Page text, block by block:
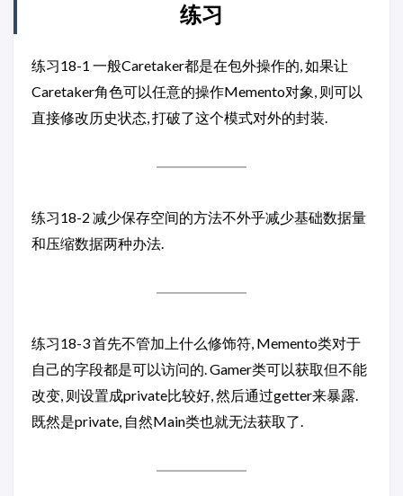
练习
练习18-1 一般Caretaker都是在包外操作的, 如果让
Caretaker角色可以任意的操作Memento对象, 则可以
直接修改历史状态, 打破了这个模式对外的封装.
练习18-2 减少保存空间的方法不外乎减少基础数据量
和压缩数据两种办法.
练习18-3 首先不管加上什么修饰符, Memento类对于
自己的字段都是可以访问的. Gamer类可以获取但不能
改变, 则设置成private比较好, 然后通过getter来暴露.
既然是private, 自然Main类也就无法获取了.